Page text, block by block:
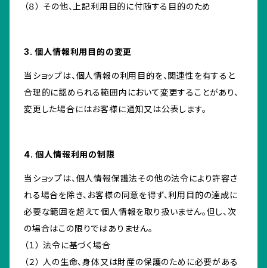
（８） その他、上記利用目的に付随する目的のため
3. 個人情報利用目的の変更
当ショップは、個人情報の利用目的を、関連性を有すると
合理的に認められる範囲内において変更することがあり、
変更した場合にはお客様に通知又は公表します。
4. 個人情報利用の制限
当ショップは、個人情報保護法その他の法令により許容さ
れる場合を除き、お客様の同意を得ず、利用目的の達成に
必要な範囲を超えて個人情報を取り扱いません。但し、次
の場合はこの限りではありません。
（１） 法令に基づく場合
（２） 人の生命、身体又は財産の保護のために必要がある